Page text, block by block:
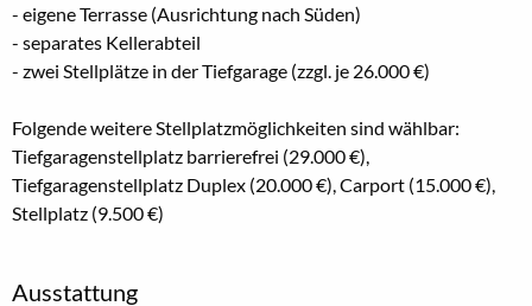
- eigene Terrasse (Ausrichtung nach Süden)
- separates Kellerabteil
- zwei Stellplätze in der Tiefgarage (zzgl. je 26.000 €)
Folgende weitere Stellplatzmöglichkeiten sind wählbar:
Tiefgaragenstellplatz barrierefrei (29.000 €),
Tiefgaragenstellplatz Duplex (20.000 €), Carport (15.000 €),
Stellplatz (9.500 €)
Ausstattung